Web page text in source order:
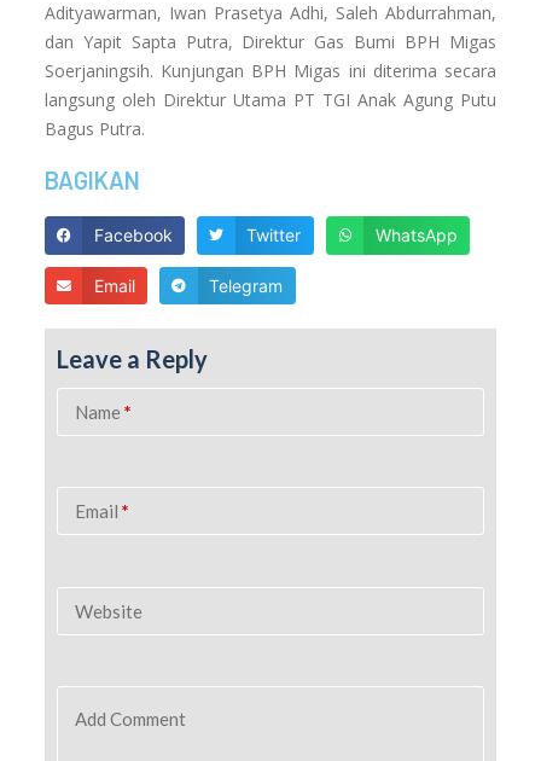
Adityawarman, Iwan Prasetya Adhi, Saleh Abdurrahman,
dan Yapit Sapta Putra, Direktur Gas Bumi BPH Migas
Soerjaningsih. Kunjungan BPH Migas ini diterima secara
langsung oleh Direktur Utama PT TGI Anak Agung Putu
Bagus Putra.
BAGIKAN
Facebook Twitter WhatsApp
Email Telegram
Leave a Reply
Name *
Email *
Website
Add Comment